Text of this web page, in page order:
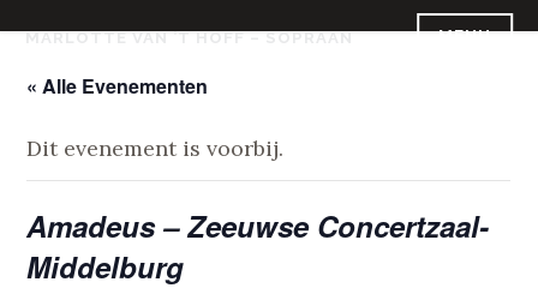
content
MENU
« Alle Evenementen
Dit evenement is voorbij.
Amadeus – Zeeuwse Concertzaal-
Middelburg